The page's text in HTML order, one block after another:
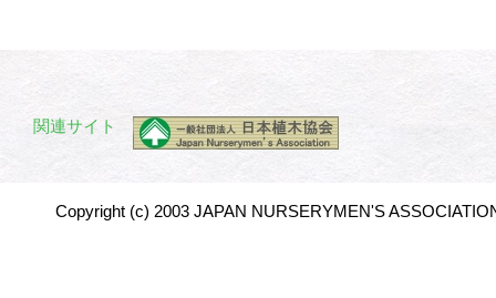
関連サイト
Copyright (c) 2003 JAPAN NURSERYMEN'S